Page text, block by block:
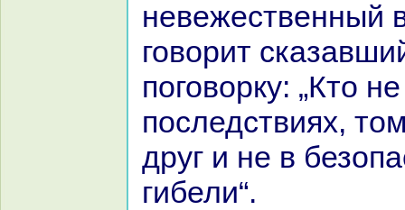
невежественный
говорит
поговорку: „Кто
последствиях,
друг и не в
гибели“.